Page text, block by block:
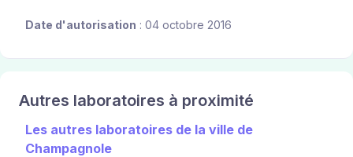
Date d'autorisation : 04 octobre 2016
Autres laboratoires à proximité
Les autres laboratoires de la ville de
Champagnole